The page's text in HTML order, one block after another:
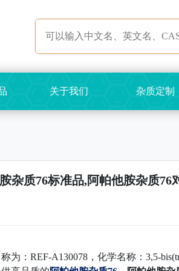
关于我们 杂质定制
杂质76标准品,阿帕他胺杂质76
称为：REF-A130078，化学名称：3,5-